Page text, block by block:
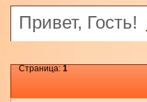
Привет, Гость!
Страница:1